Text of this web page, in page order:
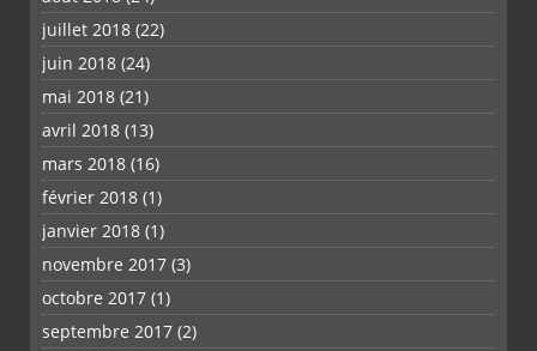
juillet 2018 (22)
juin 2018 (24)
mai 2018 (21)
avril 2018 (13)
mars 2018 (16)
février 2018 (1)
janvier 2018 (1)
novembre 2017 (3)
octobre 2017 (1)
septembre 2017 (2)